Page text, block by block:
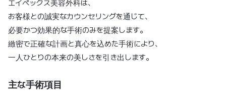
エイペックス美容外科は、
お客様との誠実なカウンセリングを通じて、
必要かつ効果的な手術のみを提案します。
緻密で正確な計画と真心を込めた手術により、
一人ひとりの本来の美しさを引き出します。
主な手術項目